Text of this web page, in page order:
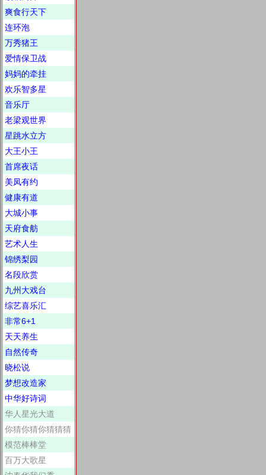
爽食行天下
连环泡
万秀猪王
爱情保卫战
妈妈的牵挂
欢乐智多星
音乐厅
老梁观世界
星跳水立方
大王小王
首席夜话
美凤有约
健康有道
大城小事
天府食舫
艺术人生
锦绣梨园
名段欣赏
九州大戏台
综艺喜乐汇
非常6+1
天天养生
自然传奇
晓松说
梦想改造家
中华好诗词
华人星光大道
你猜你猜你猜猜猜
模范棒棒堂
百万大歌星